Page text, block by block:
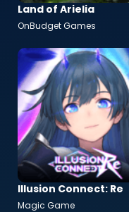
Land of Arielia
OnBudget Games
Illusion Connect: Re
Magic Game